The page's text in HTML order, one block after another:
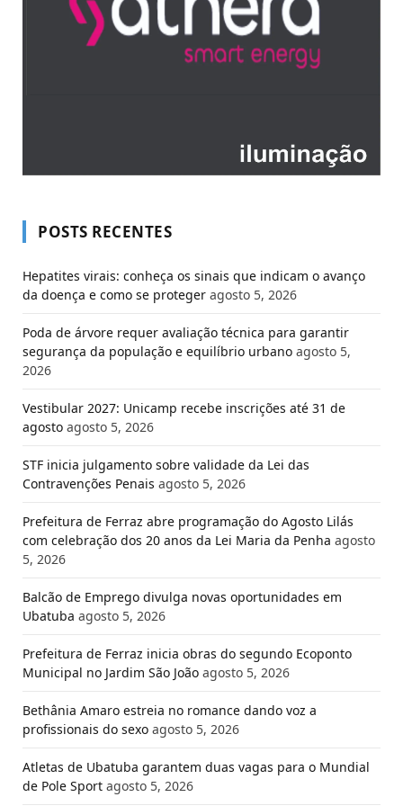
POSTS RECENTES
Hepatites virais: conheça os sinais que indicam o avanço
da doença e como se proteger agosto 5, 2026
Poda de árvore requer avaliação técnica para garantir
segurança da população e equilíbrio urbano agosto 5,
2026
Vestibular 2027: Unicamp recebe inscrições até 31 de
agosto agosto 5, 2026
STF inicia julgamento sobre validade da Lei das
Contravenções Penais agosto 5, 2026
Prefeitura de Ferraz abre programação do Agosto Lilás
com celebração dos 20 anos da Lei Maria da Penha agosto
5, 2026
Balcão de Emprego divulga novas oportunidades em
Ubatuba agosto 5, 2026
Prefeitura de Ferraz inicia obras do segundo Ecoponto
Municipal no Jardim São João agosto 5, 2026
Bethânia Amaro estreia no romance dando voz a
profissionais do sexo agosto 5, 2026
Atletas de Ubatuba garantem duas vagas para o Mundial
de Pole Sport agosto 5, 2026